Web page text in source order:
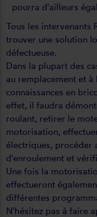
pourra d'ailleurs
Tous les intervenants
trouver une solution
défectueuse.
Dans la plupart des
au remplacement et
connaissances en
effet, il faudra
roulant, retirer le
motorisation,
électriques, procéder
d'enroulement et
Une fois la
effectueront
différentes
N'hésitez pas à faire